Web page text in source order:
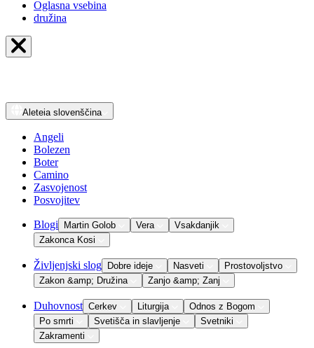
Oglasna vsebina
družina
Aleteia slovenščina
Angeli
Bolezen
Boter
Camino
Zasvojenost
Posvojitev
Blogi Martin Golob Vera
Vsakdanjik
Zakonca Kosi
Življenjski slog Dobre ideje Nasveti
Prostovoljstvo
Zakon &amp; Družina
Zanjo &amp; Zanj
Duhovnost Cerkev Liturgija
Odnos z Bogom
Po smrti
Svetišča in slavljenje
Svetniki
Zakramenti